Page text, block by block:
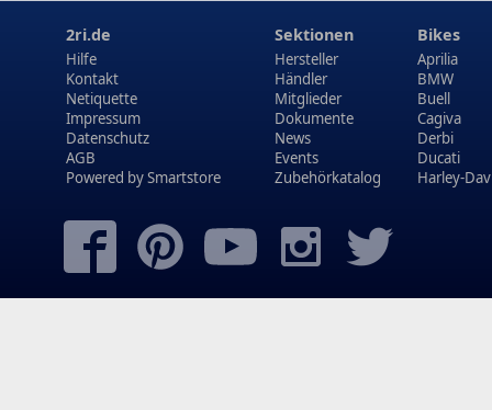
2ri.de
Hilfe
Kontakt
Netiquette
Impressum
Datenschutz
AGB
Powered bySmartstore
Sektionen
Hersteller
Händler
Mitglieder
Dokumente
News
Events
Zubehörkatalog
Bikes
Aprilia
BMW
Buell
Cagiva
Derbi
Ducati
Harley-